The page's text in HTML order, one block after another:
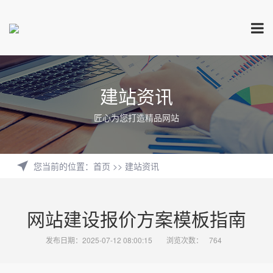
建站资讯
匠心为您打造精品网站
您当前的位置： 首页 >> 建站资讯
网站建设报价方案模板指南
发布日期：2025-07-12 08:00:15 浏览次数： 764